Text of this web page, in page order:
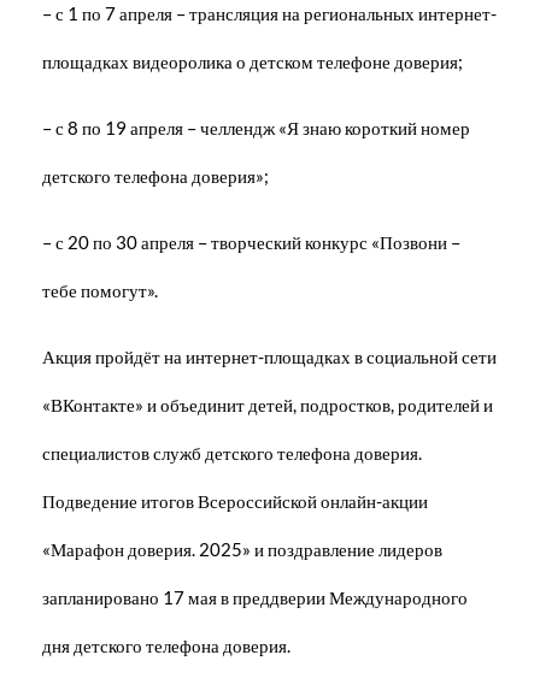
– с 1 по 7 апреля – трансляция на региональных интернет-
площадках видеоролика о детском телефоне доверия;
– с 8 по 19 апреля – челлендж «Я знаю короткий номер
детского телефона доверия»;
– с 20 по 30 апреля – творческий конкурс «Позвони –
тебе помогут».
Акция пройдёт на интернет-площадках в социальной сети
«ВКонтакте» и объединит детей, подростков, родителей и
специалистов служб детского телефона доверия.
Подведение итогов Всероссийской онлайн-акции
«Марафон доверия. 2025» и поздравление лидеров
запланировано 17 мая в преддверии Международного
дня детского телефона доверия.